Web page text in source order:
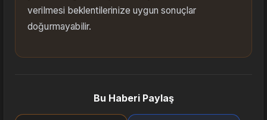
verilmesi beklentilerinize uygun sonuçlar
doğurmayabilir.
Bu Haberi Paylaş